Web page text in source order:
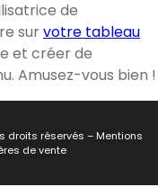
de
survotre tableau
et créer de
Amusez-vous bien !
droits réservés – Mentions
de vente